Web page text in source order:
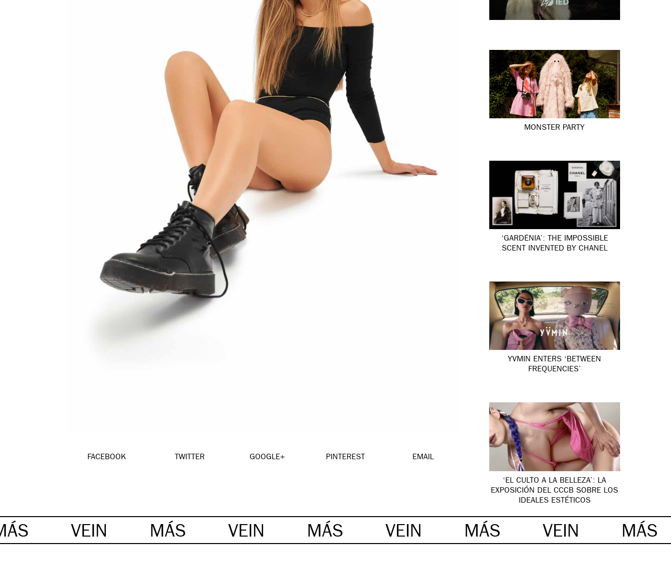
FACEBOOK TWITTER GOOGLE+ PINTEREST EMAIL
MONSTER PARTY
‘GARDÉNIA’: THE IMPOSSIBLE
SCENT INVENTED BY CHANEL
YVMIN ENTERS ‘BETWEEN
FREQUENCIES’
‘EL CULTO A LA BELLEZA’: LA
EXPOSICIÓN DEL CCCB SOBRE LOS
IDEALES ESTÉTICOS
VEIN MÁS VEIN MÁS VEIN MÁS VEIN MÁS